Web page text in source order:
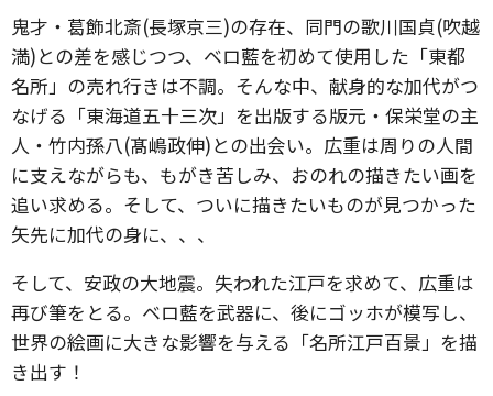
鬼才・葛飾北斎(長塚京三)の存在、同門の歌川国貞(吹越
満)との差を感じつつ、ベロ藍を初めて使用した「東都
名所」の売れ行きは不調。そんな中、献身的な加代がつ
なげる「東海道五十三次」を出版する版元・保栄堂の主
人・竹内孫八(髙嶋政伸)との出会い。広重は周りの人間
に支えながらも、もがき苦しみ、おのれの描きたい画を
追い求める。そして、ついに描きたいものが見つかった
矢先に加代の身に、、、
そして、安政の大地震。失われた江戸を求めて、広重は
再び筆をとる。ベロ藍を武器に、後にゴッホが模写し、
世界の絵画に大きな影響を与える「名所江戸百景」を描
き出す！